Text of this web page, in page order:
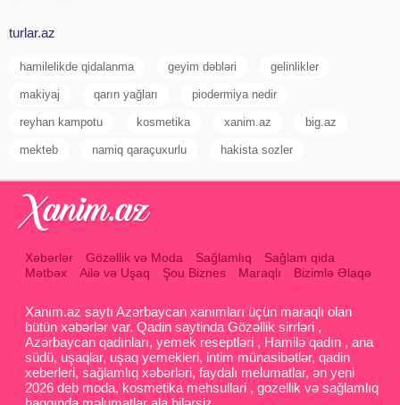
turlar.az
hamilelikde qidalanma geyim dəbləri gelinlikler
makiyaj qarın yağları piodermiya nedir
reyhan kampotu kosmetika xanim.az big.az
mekteb namiq qaraçuxurlu hakista sozler
Xəbərlər Gözəllik və Moda Sağlamlıq
Sağlam qida
Mətbəx
Ailə və Uşaq Şou Biznes Maraqlı Bizimlə Əlaqə
Xanım.az saytı Azərbaycan xanımları üçün maraqlı olan
bütün xəbərlər var. Qadin saytinda Gözəllik sirrləri ,
Azərbaycan qadınları, yemek reseptləri , Hamilə qadın , ana
südü, uşaqlar, uşaq yemekleri, intim münasibətlər, qadin
xeberleri, sağlamlıq xəbərləri, faydalı melumatlar, ən yeni
2026 deb moda, kosmetika mehsullari , gozellik və sağlamlıq